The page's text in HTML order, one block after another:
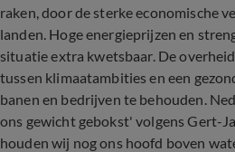
raken, door de sterke economische
landen. Hoge energieprijzen en
situatie extra kwetsbaar. De
tussen klimaatambities en een
banen en bedrijven te behouden.
ons gewicht gebokst' volgens Gert-
houden wij nog ons hoofd boven